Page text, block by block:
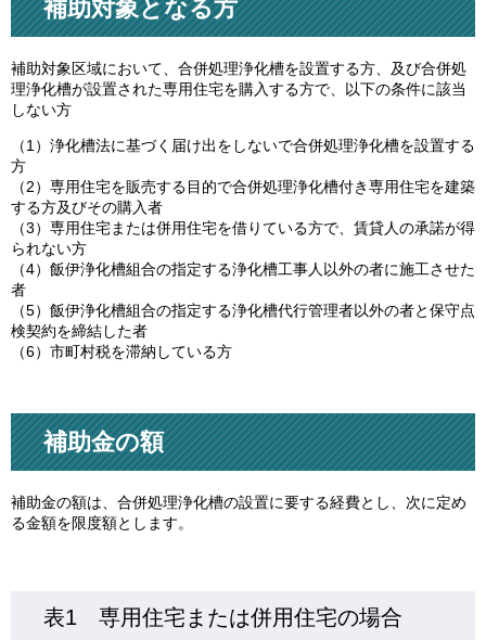
補助対象となる方
補助対象区域において、合併処理浄化槽を設置する方、及び合併処
理浄化槽が設置された専用住宅を購入する方で、以下の条件に該当
しない方
（1）浄化槽法に基づく届け出をしないで合併処理浄化槽を設置する
方
（2）専用住宅を販売する目的で合併処理浄化槽付き専用住宅を建築
する方及びその購入者
（3）専用住宅または併用住宅を借りている方で、賃貸人の承諾が得
られない方
（4）飯伊浄化槽組合の指定する浄化槽工事人以外の者に施工させた
者
（5）飯伊浄化槽組合の指定する浄化槽代行管理者以外の者と保守点
検契約を締結した者
（6）市町村税を滞納している方
補助金の額
補助金の額は、合併処理浄化槽の設置に要する経費とし、次に定め
る金額を限度額とします。
表1 専用住宅または併用住宅の場合